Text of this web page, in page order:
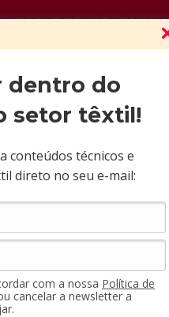
dentro do
setor têxtil!
conteúdos técnicos e
direto no seu e-mail:
com a nossa Política de
cancelar a newsletter a